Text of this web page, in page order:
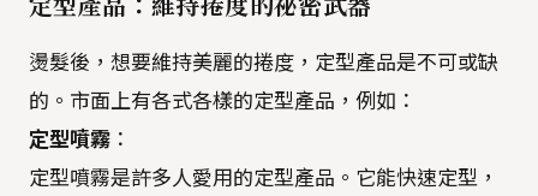
燙髮後，想要維持美麗的捲度，定型產品是不可或缺
的。市面上有各式各樣的定型產品，例如：
定型噴霧 ：
定型噴霧是許多人愛用的定型產品。它能快速定型，